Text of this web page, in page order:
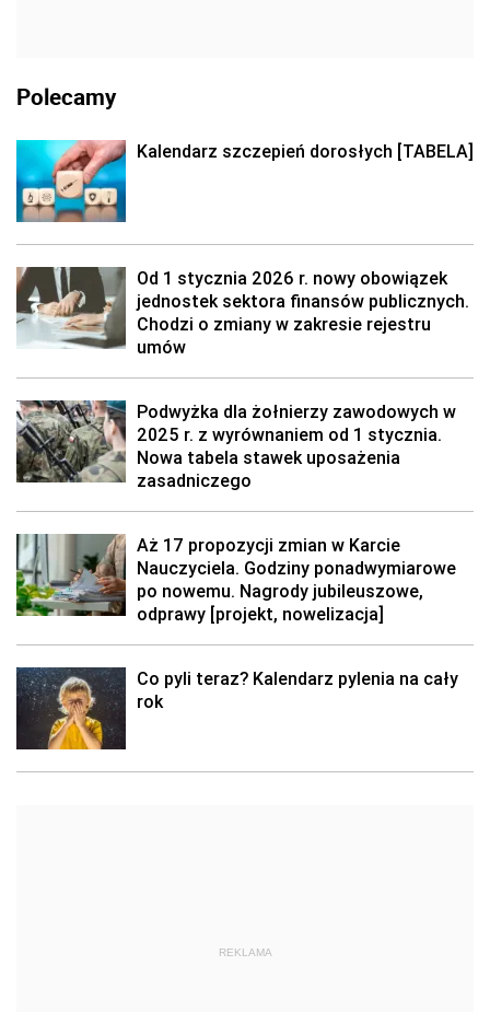
Polecamy
Kalendarz szczepień dorosłych [TABELA]
Od 1 stycznia 2026 r. nowy obowiązek
jednostek sektora finansów publicznych.
Chodzi o zmiany w zakresie rejestru
umów
Podwyżka dla żołnierzy zawodowych w
2025 r. z wyrównaniem od 1 stycznia.
Nowa tabela stawek uposażenia
zasadniczego
Aż 17 propozycji zmian w Karcie
Nauczyciela. Godziny ponadwymiarowe
po nowemu. Nagrody jubileuszowe,
odprawy [projekt, nowelizacja]
Co pyli teraz? Kalendarz pylenia na cały
rok
REKLAMA